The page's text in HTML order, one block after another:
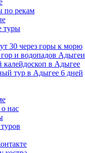
по рекам
туры
30 через горы к морю
и водопадов Адыгеи
калейдоскоп в Адыгее
тур в Адыгее 6 дней
нас